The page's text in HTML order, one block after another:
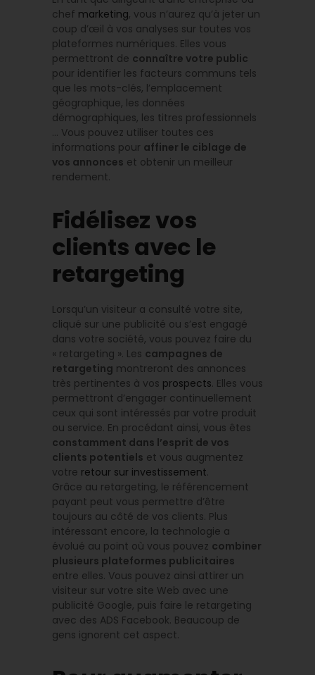
chef marketing, vous n’aurez qu’à jeter un
coup d’œil à vos analyses sur toutes vos
plateformes numériques. Elles vous
permettront de connaître votre public
pour identifier les facteurs communs tels
que les mots-clés, l’emplacement
géographique, les données
démographiques, les titres professionnels
… Vous pouvez utiliser toutes ces
informations pour affiner le ciblage de
vos annonces et obtenir un meilleur
rendement.
Fidélisez vos
clients avec le
retargeting
Lorsqu’un visiteur a consulté votre site,
cliqué sur une publicité ou s’est engagé
dans votre société, vous pouvez faire du
« retargeting ». Les campagnes de
retargeting montreront des annonces
très pertinentes à vos prospects. Elles vous
permettront d’engager continuellement
ceux qui sont intéressés par votre produit
ou service. En procédant ainsi, vous êtes
constamment dans l’esprit de vos
clients potentiels et vous augmentez
votre retour sur investissement.
Grâce au retargeting, le référencement
payant peut vous permettre d’être
toujours au côté de vos clients. Plus
intéressant encore, la technologie a
évolué au point où vous pouvez combiner
plusieurs plateformes publicitaires
entre elles. Vous pouvez ainsi attirer un
visiteur sur votre site Web avec une
publicité Google, puis faire le retargeting
avec des ADS Facebook. Beaucoup de
gens ignorent cet aspect.